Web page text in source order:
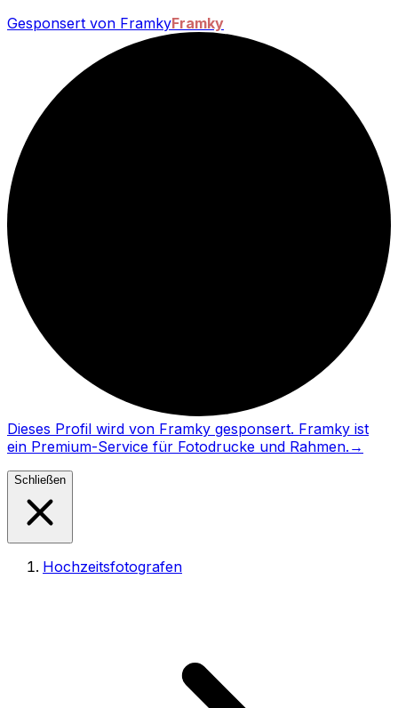
Gesponsert von FramkyFramky
Dieses Profil wird von Framky gesponsert. Framky ist
ein Premium-Service für Fotodrucke und Rahmen. →
Schließen
Hochzeitsfotografen